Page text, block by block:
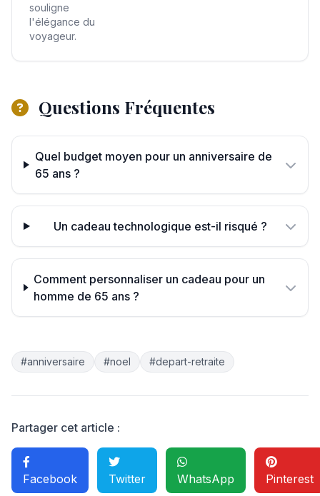
souligne
l'élégance du
voyageur.
Questions Fréquentes
Quel budget moyen pour un anniversaire de
65 ans ?
Un cadeau technologique est-il risqué ?
Comment personnaliser un cadeau pour un
homme de 65 ans ?
#anniversaire #noel #depart-retraite
Partager cet article :
Facebook Twitter WhatsApp Pinterest